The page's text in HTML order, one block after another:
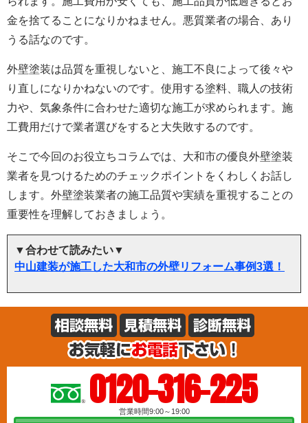
金を捨てることになりかねません。悪質業者の場合、あり
うる話なのです。
外壁塗装は品質を重視しないと、施工不良によって後々や
り直しになりかねないのです。使用する塗料、職人の技術
力や、気象条件に合わせた適切な施工が求められます。施
工費用だけで業者選びをすると大失敗するのです。
そこで今回のお役立ちコラムでは、大和市の優良外壁塗装
業者を見つけるためのチェックポイントをくわしくお話し
します。外壁塗装業者の施工品質や実績を重視することの
重要性を理解しておきましょう。
▼合わせて読みたい▼
中山建装が施工した大和市の外壁リフォーム事例3選！
0120-316-225
営業時間9:00～19:00